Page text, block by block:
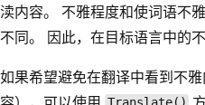
渎内容。 不雅程度和使词语不
不同。 因此，在目标语言中的
如果希望避免在翻译中看到不